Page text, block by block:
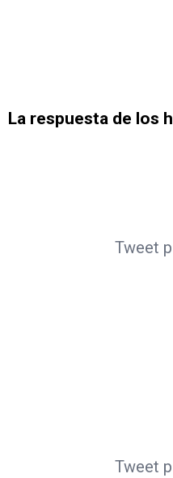
La respuesta de los
Tweet
Tweet